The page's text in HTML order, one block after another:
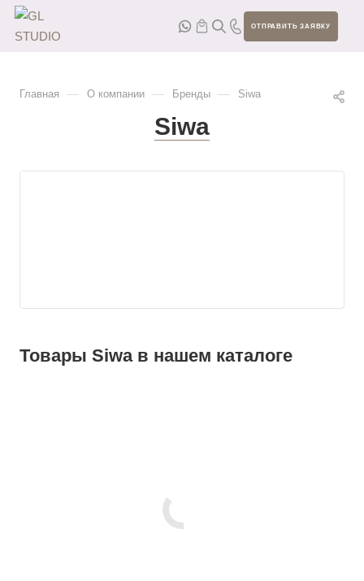
ОТПРАВИТЬ ЗАЯВКУ
Главная — О компании — Бренды — Siwa
Siwa
Товары Siwa в нашем каталоге